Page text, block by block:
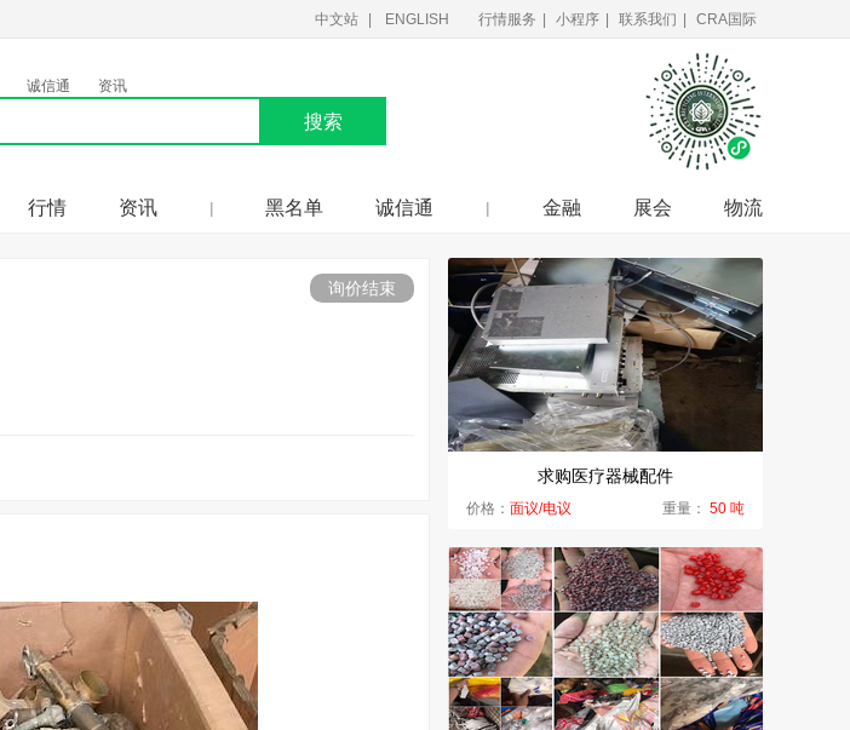
中文站 ENGLISH 行情服务 小程序 联系我们 CRA国际
诚信通 资讯
搜索
行情 资讯 黑名单 诚信通 金融 展会 物流
询价结束
求购医疗器械配件
价格： 面议/电议 重量： 50 吨